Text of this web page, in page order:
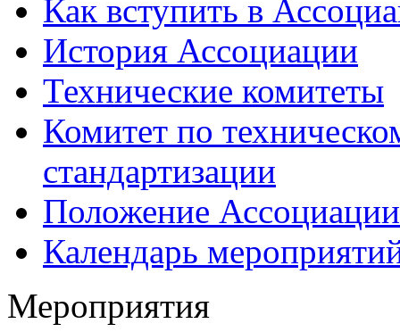
Как вступить в
История Ассоциации
Технические комитеты
Комитет по
стандартизации
Положение
Календарь
Мероприятия